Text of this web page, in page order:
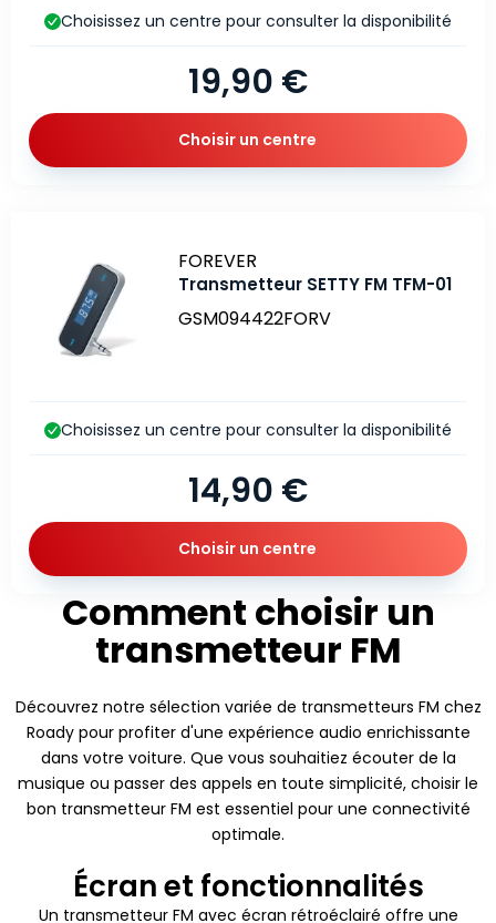
19,90 €
Choisissez un centre pour consulter la disponibilité
Choisir un centre
Marque
FOREVER
Transmetteur SETTY FM TFM-01
GSM094422FORV
14,90 €
Choisissez un centre pour consulter la disponibilité
Choisir un centre
Comment choisir un
transmetteur FM
Découvrez notre sélection variée de transmetteurs FM chez
Roady pour profiter d'une expérience audio enrichissante
dans votre voiture. Que vous souhaitiez écouter de la
musique ou passer des appels en toute simplicité, choisir le
bon transmetteur FM est essentiel pour une connectivité
optimale.
Écran et fonctionnalités
Un transmetteur FM avec écran rétroéclairé offre une